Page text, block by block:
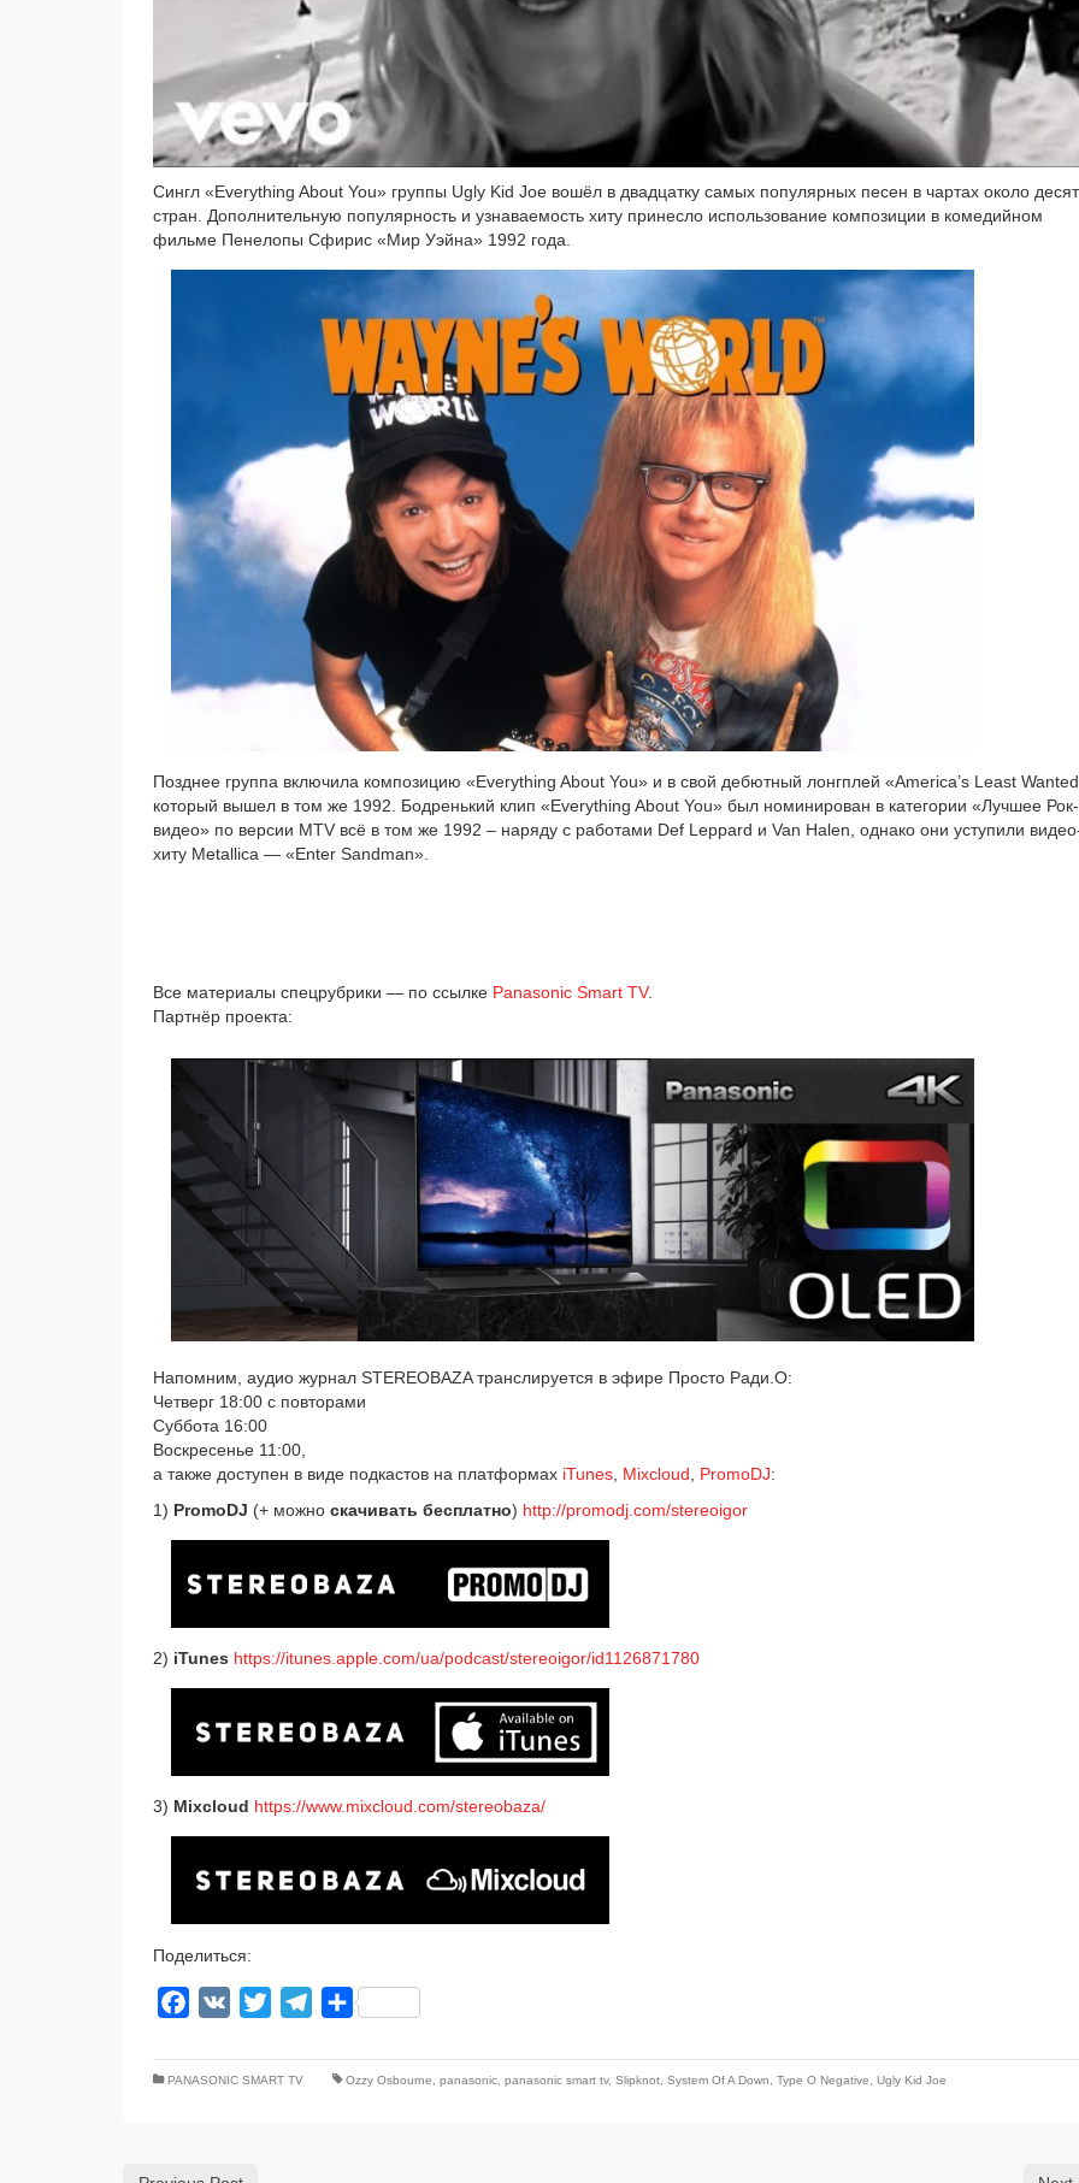
Сингл «Everything About You» груп­пы Ugly Kid Joe вошёл в два­дцат­ку самых попу­ляр­ных песен в чар­тах око­ло
стран. Дополнительную попу­ляр­ность и узна­ва­е­мость хиту при­нес­ло исполь­зо­ва­ние ком­по­зи­ции в коме­дий­ном
филь­ме Пенелопы Сфирис «Мир Уэйна» 1992 года.
Позднее груп­па вклю­чи­ла ком­по­зи­цию «Everything About You» и в свой дебют­ный лонг­плей «America’s Least
кото­рый вышел в том же 1992. Бодренький клип «Everything About You» был номи­ни­ро­ван в кате­го­рии «Лучшее Рок-
видео» по вер­сии MTV всё в том же 1992 – наря­ду с рабо­та­ми Def Leppard и Van Halen, одна­ко они усту­пи­ли
хи­ту Metallica — «Enter Sandman».
Все мате­ри­а­лы спец­руб­ри­ки — по ссыл­ке Panasonic Smart TV.
Партнёр про­ек­та:
Напомним, аудио жур­нал STEREOBAZA транс­ли­ру­ет­ся в эфи­ре Просто Ради.О:
Четверг 18:00 с повто­ра­ми
Суббота 16:00
Воскресенье 11:00,
а так­же досту­пен в виде под­ка­стов на плат­фор­мах iTunes, Mixcloud, PromoDJ:
1) PromoDJ (+ мож­но ска­чи­вать бес­плат­но) http://promodj.com/stereoigor
2) iTunes https://itunes.apple.com/ua/podcast/stereoigor/id1126871780
3) Mixcloud https://www.mixcloud.com/stereobaza/
Поделиться:
Facebook
VK Twitter TelegramОтправить
PANASONIC SMART TV Ozzy Osbourne panasonic panasonic smart tv, Slipknot System Of A Down Type O Negative Ugly Kid Joe